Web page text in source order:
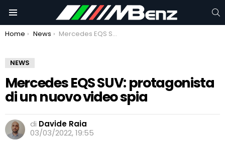
You are here:
Home News Mercedes EQS SUV: protagonista di un nuovo video spia
NEWS
Mercedes EQS SUV: protagonista
di un nuovo video spia
di Davide Raia
03/03/2022, 19:55